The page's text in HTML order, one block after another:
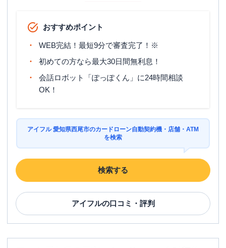
おすすめポイント
WEB完結！最短9分で審査完了！※
初めての方なら最大30日間無利息！
会話ロボット「ぽっぽくん」に24時間相談
OK！
アイフル 愛知県西尾市のカードローン自動契約機・店舗・ATM
を検索
検索する
アイフルの口コミ・評判